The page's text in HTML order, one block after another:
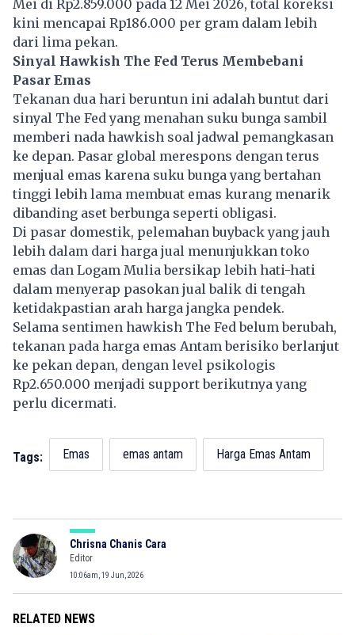
Mei di Rp2.859.000 pada 12 Mei 2026, total koreksi
kini mencapai Rp186.000 per gram dalam lebih
dari lima pekan.
Sinyal Hawkish The Fed Terus Membebani
Pasar Emas
Tekanan dua hari beruntun ini adalah buntut dari
sinyal The Fed yang menahan suku bunga sambil
memberi nada hawkish soal jadwal pemangkasan
ke depan. Pasar global merespons dengan terus
menjual emas karena suku bunga yang bertahan
tinggi lebih lama membuat emas kurang menarik
dibanding aset berbunga seperti obligasi.
Di pasar domestik, pelemahan buyback yang jauh
lebih dalam dari harga jual menunjukkan toko
emas dan Logam Mulia bersikap lebih hati-hati
dalam menyerap pasokan jual balik di tengah
ketidakpastian arah harga jangka pendek.
Selama sentimen hawkish The Fed belum berubah,
tekanan pada harga emas Antam berisiko berlanjut
ke pekan depan, dengan level psikologis
Rp2.650.000 menjadi support berikutnya yang
perlu dicermati.
Tags: Emas emas antam Harga Emas Antam
Chrisna Chanis Cara
Editor
10:06am, 19 Jun, 2026
RELATED NEWS